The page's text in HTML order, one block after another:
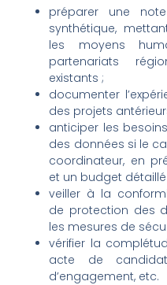
préparer une
synthétique,
les moyens
partenariats
existants ;
documenter
des projets
anticiper les
des données si le
coordinateur, en
et un budget détaillé
veiller à la
de protection des
les mesures de
vérifier la
acte de
d’engagement, etc.